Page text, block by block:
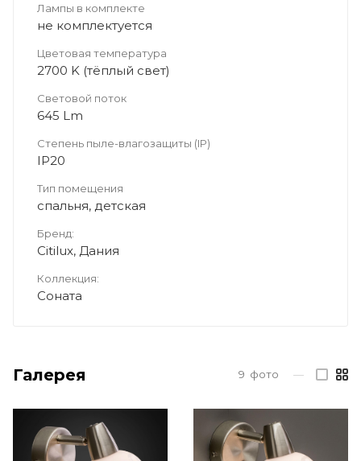
Лампы в комплекте
не комплектуется
Цветовая температура
2700 K (тёплый свет)
Световой поток
645 Lm
Степень пыле-влагозащиты (IP)
IP20
Тип помещения
спальня, детская
Бренд:
Citilux, Дания
Коллекция:
Соната
Галерея 9 фото —